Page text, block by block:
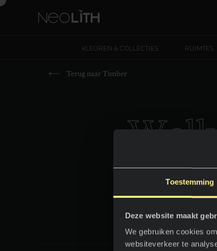
Toestemming
Deze website maakt
We gebruiken cookies
websiteverkeer te
KLEUREN & COLLECTIES RUIMTES
Terug naar Timber
Welk